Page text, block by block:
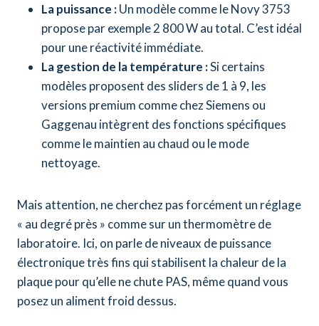
La puissance :Un modèle comme le Novy 3753
propose par exemple 2 800 W au total. C’est idéal
pour une réactivité immédiate.
La gestion de la température :Si certains
modèles proposent des sliders de 1 à 9, les
versions premium comme chez Siemens ou
Gaggenau intègrent des fonctions spécifiques
comme le maintien au chaud ou le mode
nettoyage.
Mais attention, ne cherchez pas forcément un réglage
« au degré près » comme sur un thermomètre de
laboratoire. Ici, on parle de niveaux de puissance
électronique très fins qui stabilisent la chaleur de la
plaque pour qu’elle ne chute PAS, même quand vous
posez un aliment froid dessus.